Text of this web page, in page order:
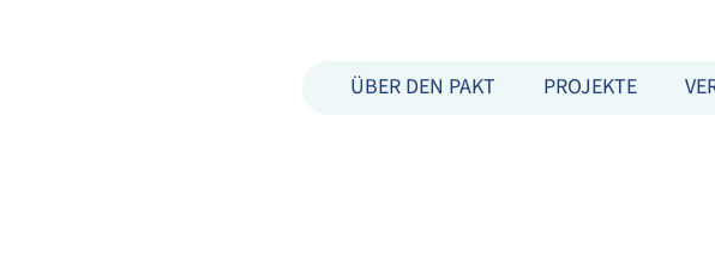
ÜBER DEN PAKT PROJEKTE